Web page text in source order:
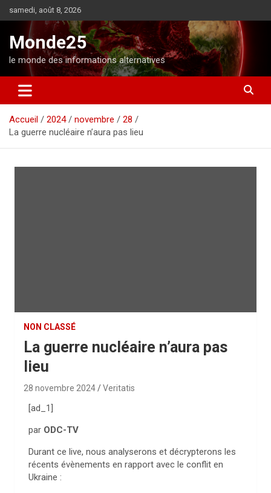
l
o
e
samedi, août 8, 2026
Monde25
le monde des informations alternatives
Accueil 2024 novembre
28
La guerre nucléaire n’aura pas lieu
NON CLASSÉ
La guerre nucléaire n’aura pas
lieu
28 novembre 2024 Veritatis
[ad_1]
par ODC-TV
Durant ce live, nous analyserons et décrypterons les
récents évènements en rapport avec le conflit en
Ukraine :